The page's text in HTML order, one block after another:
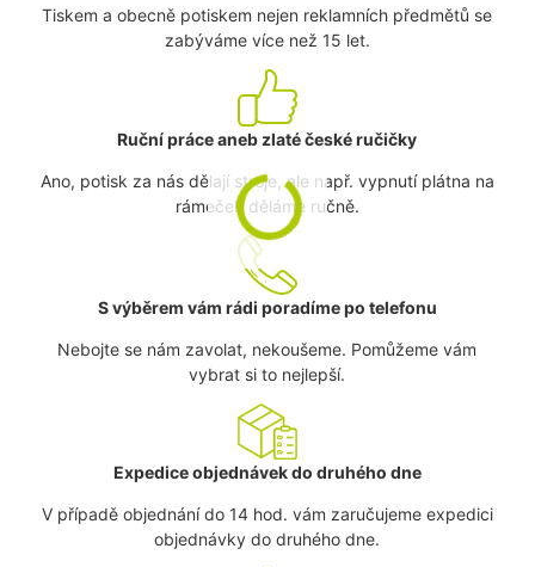
Tiskem a obecně potiskem nejen reklamních předmětů se
zabýváme více než 15 let.
Ruční práce aneb zlaté české ručičky
Ano, potisk za nás dělají stroje, ale např. vypnutí plátna na
rámeček děláme ručně.
S výběrem vám rádi poradíme po telefonu
Nebojte se nám zavolat, nekoušeme. Pomůžeme vám
vybrat si to nejlepší.
Expedice objednávek do druhého dne
V případě objednání do 14 hod. vám zaručujeme expedici
objednávky do druhého dne.